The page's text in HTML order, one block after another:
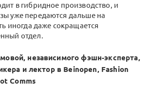
в гибридное производство, и
уже передаются дальше на
иногда даже сокращается
отдел.
независимого фэшн-эксперта,
и лектор в Beinopen, Fashion
Comms